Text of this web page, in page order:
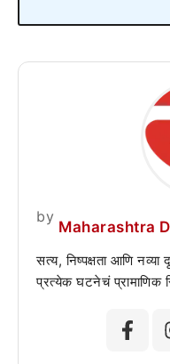
by
Maharashtra
सत्य, निष्पक्षता आणि नव्या
प्रत्येक घटनेचं प्रामाणिक